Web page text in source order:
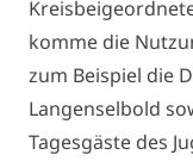
komme die
zum Beispiel die
Langenselbold
Tagesgäste des